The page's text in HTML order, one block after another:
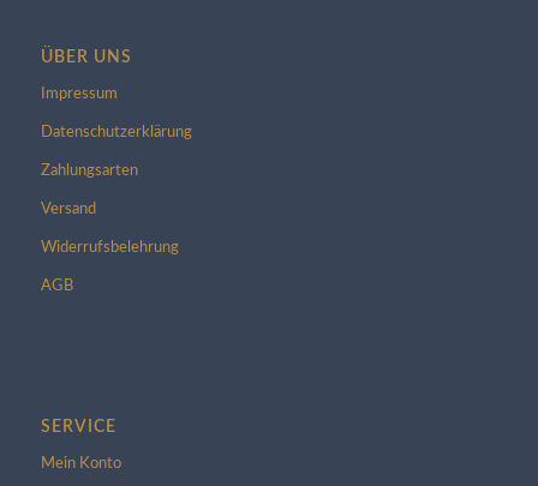
ÜBER UNS
Impressum
Datenschutzerklärung
Zahlungsarten
Versand
Widerrufsbelehrung
AGB
SERVICE
Mein Konto